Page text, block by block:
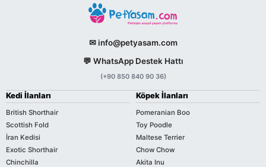
✉ info@petyasam.com
💬 WhatsApp Destek Hattı
(+90 850 840 90 36)
Kedi İlanları
British Shorthair
Scottish Fold
İran Kedisi
Exotic Shorthair
Chinchilla
Köpek İlanları
Pomeranian Boo
Toy Poodle
Maltese Terrier
Chow Chow
Akita Inu